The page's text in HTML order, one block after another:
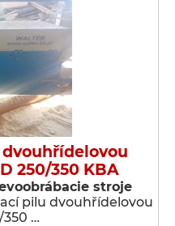
250/350 KBA
stroje
pilu dvouhřídelovou
350 …